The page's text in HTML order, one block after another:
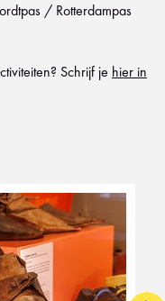
/ Rotterdampas
Schrijf je hier in